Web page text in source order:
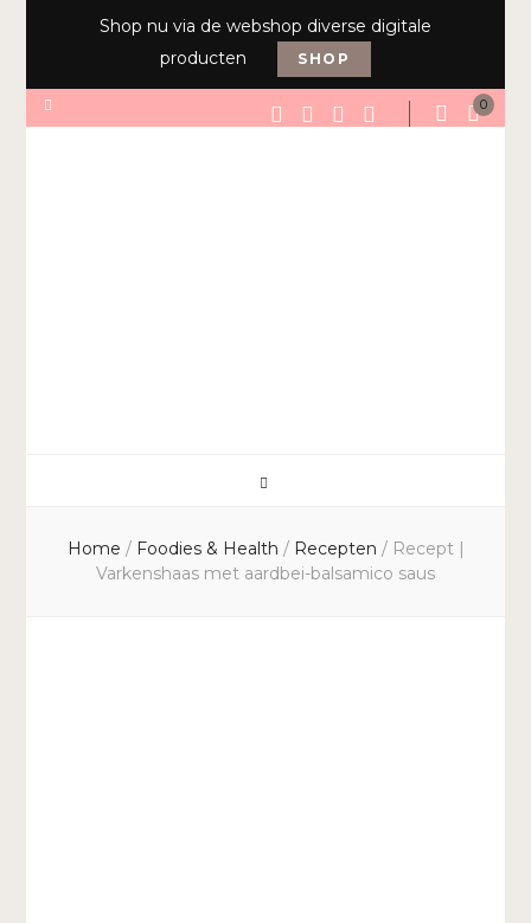
Shop nu via de webshop diverse digitale
producten
SHOP
0
Home / Foodies & Health / Recepten / Recept |
Varkenshaas met aardbei-balsamico saus